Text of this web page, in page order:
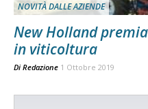
NOVITÀ DALLE AZIENDE
New Holland
in viticoltura
Di Redazione 1 Ottobre 2019